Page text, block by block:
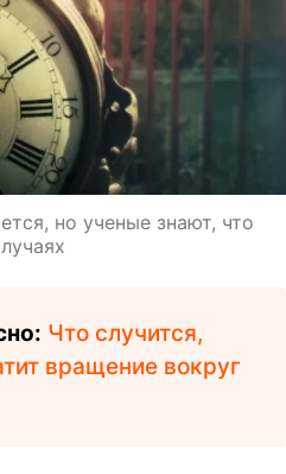
но ученые знают, что
Что случится,
вращение вокруг